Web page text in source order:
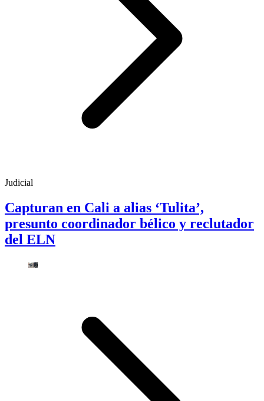
Judicial
Capturan en Cali a alias ‘Tulita’,
presunto coordinador bélico y reclutador
del ELN